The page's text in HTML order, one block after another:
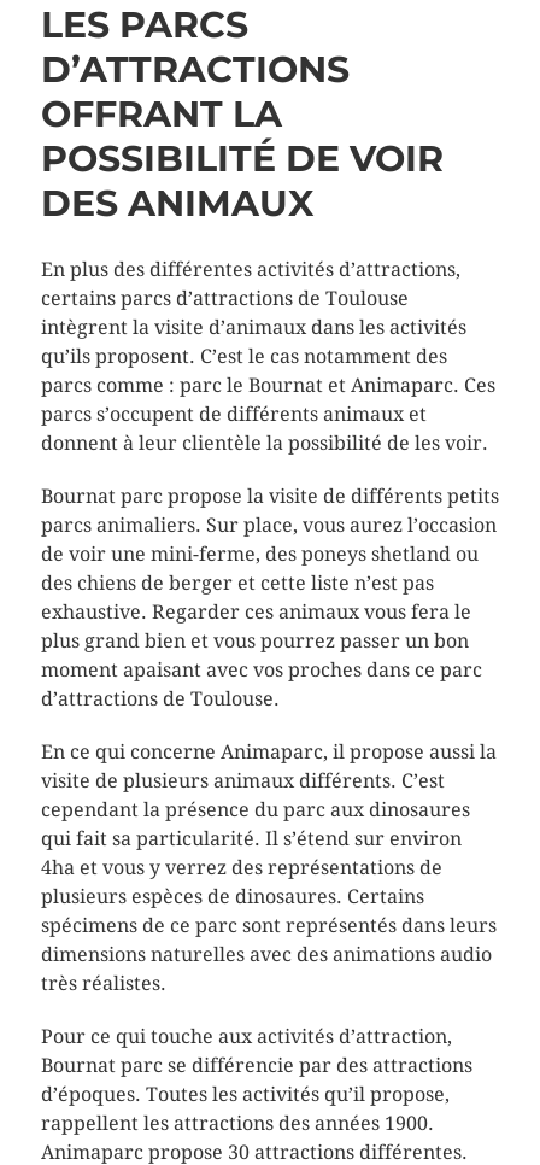
LES PARCS
D’ATTRACTIONS
OFFRANT LA
POSSIBILITÉ DE VOIR
DES ANIMAUX
En plus des différentes activités d’attractions,
certains parcs d’attractions de Toulouse
intègrent la visite d’animaux dans les activités
qu’ils proposent. C’est le cas notamment des
parcs comme : parc le Bournat et Animaparc. Ces
parcs s’occupent de différents animaux et
donnent à leur clientèle la possibilité de les voir.
Bournat parc propose la visite de différents petits
parcs animaliers. Sur place, vous aurez l’occasion
de voir une mini-ferme, des poneys shetland ou
des chiens de berger et cette liste n’est pas
exhaustive. Regarder ces animaux vous fera le
plus grand bien et vous pourrez passer un bon
moment apaisant avec vos proches dans ce parc
d’attractions de Toulouse.
En ce qui concerne Animaparc, il propose aussi la
visite de plusieurs animaux différents. C’est
cependant la présence du parc aux dinosaures
qui fait sa particularité. Il s’étend sur environ
4ha et vous y verrez des représentations de
plusieurs espèces de dinosaures. Certains
spécimens de ce parc sont représentés dans leurs
dimensions naturelles avec des animations audio
très réalistes.
Pour ce qui touche aux activités d’attraction,
Bournat parc se différencie par des attractions
d’époques. Toutes les activités qu’il propose,
rappellent les attractions des années 1900.
Animaparc propose 30 attractions différentes.